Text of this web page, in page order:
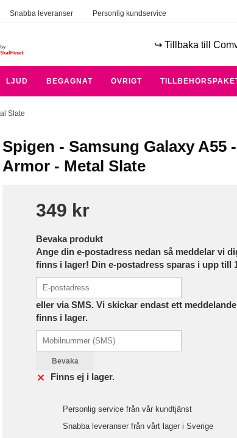
Snabba leveranser Personlig kundservice
↪️ Tillbaka till
LJUD BEGAGNAT ÖVRIGT
Slate
Spigen - Samsung Galaxy A55
Armor - Metal Slate
349 kr
Bevaka produkt
Ange din e-postadress nedan så meddelar vi
finns i lager! Din e-postadress sparas i upp till
eller via SMS. Vi skickar endast ett
finns i lager.
Bevaka
Finns ej i lager.
Personlig service från vår kundtjänst
Snabba leveranser från vårt lager i Sverige